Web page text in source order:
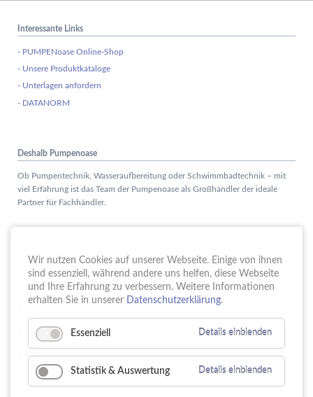
Interessante Links
- PUMPENoase Online-Shop
- Unsere Produktkataloge
- Unterlagen anfordern
- DATANORM
Deshalb Pumpenoase
Ob Pumpentechnik, Wasseraufbereitung oder Schwimmbadtechnik – mit
viel Erfahrung ist das Team der Pumpenoase als Großhändler der ideale
Partner für Fachhändler.
15. Schule trifft Wirtschaft bei der PUMPENoase!
18. Vortrag IT-Sicherheit
16 Jahre PUMPENoase
23.
Wir nutzen Cookies auf unserer Webseite. Einige von ihnen
sind essenziell, während andere uns helfen, diese Webseite
und Ihre Erfahrung zu verbessern. Weitere Informationen
erhalten Sie in unserer Datenschutzerklärung.
Essenziell Details einblenden
Statistik & Auswertung Details einblenden